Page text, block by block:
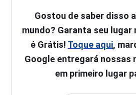
Gostou de saber disso
mundo? Garanta seu lugar
é Grátis! Toque aqui,
Google entregará nossas
em primeiro lugar